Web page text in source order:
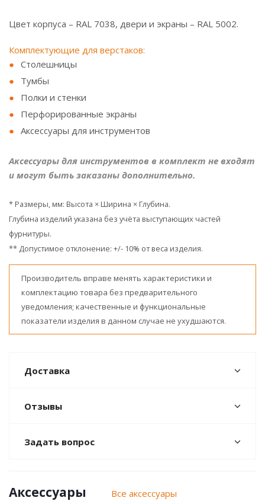
Цвет корпуса – RAL 7038, двери и экраны – RAL 5002.
Комплектующие для верстаков:
Столешницы
Тумбы
Полки и стенки
Перфорированные экраны
Аксессуары для инструментов
Аксессуары для инструментов в комплект не входят
и могут быть заказаны дополнительно.
* Размеры, мм: Высота × Ширина × Глубина.
Глубина изделий указана без учёта выступающих частей
фурнитуры.
** Допустимое отклонение: +/- 10% от веса изделия.
Производитель вправе менять характеристики и
комплектацию товара без предварительного
уведомления; качественные и функциональные
показатели изделия в данном случае не ухудшаются.
Доставка
Отзывы
Задать вопрос
Аксессуары Все аксессуары